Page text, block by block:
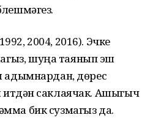
2004, 2016). Эчке
шуңа таянып эш
адымнардан, дөрес
саклаячак. Ашыгыч
бик сузмагыз да.